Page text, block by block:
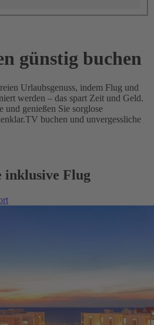
günstig buchen
Urlaubsgenuss, indem Flug und
werden – das spart Zeit und Geld.
und genießen Sie sorglose
buchen und unvergessliche
inklusive Flug